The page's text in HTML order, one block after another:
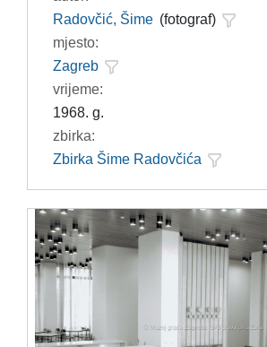
Radovčić, Šime (fotograf)
mjesto:
Zagreb
vrijeme:
1968. g.
zbirka:
Zbirka Šime Radovčića